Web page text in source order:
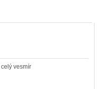
vesmír